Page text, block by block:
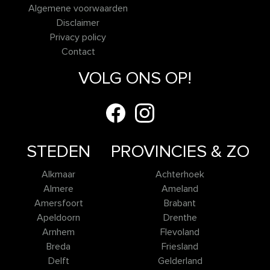
Algemene voorwaarden
Disclaimer
Privacy policy
Contact
STEDEN
Alkmaar
Almere
Amersfoort
Apeldoorn
Arnhem
Breda
Delft
PROVINCIES & ZO
Achterhoek
Ameland
Brabant
Drenthe
Flevoland
Friesland
Gelderland
VOLG ONS OP!